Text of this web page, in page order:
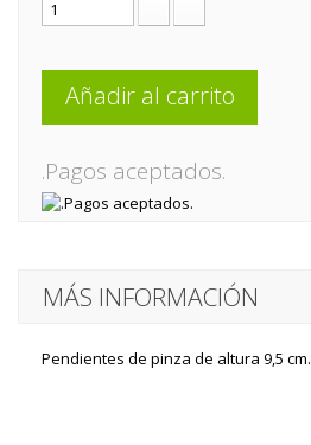
Añadir al carrito
.Pagos aceptados.
MÁS INFORMACIÓN
Pendientes de pinza de altura 9,5 cm.